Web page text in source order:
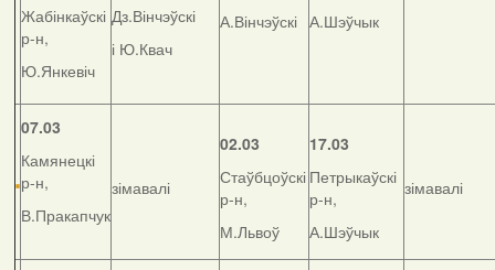
Жабінкаўскі
р-н,
Ю.Янкевіч
Дз.Вінчэўскі
і Ю.Квач
А.Вінчэўскі А.Шэўчык
07.03
Камянецкі
р-н,
В.Пракапчук
зімавалі
02.03
Стаўбцоўскі
р-н,
М.Львоў
17.03
Петрыкаўскі
р-н,
А.Шэўчык
зімавалі